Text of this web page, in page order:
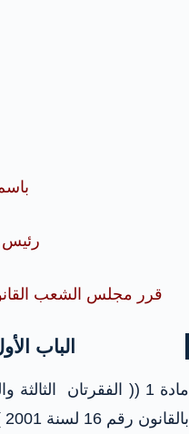
رئيس
قرر مجلس الشعب
الباب
بالقانون رقم 16 لسنة 2001 )